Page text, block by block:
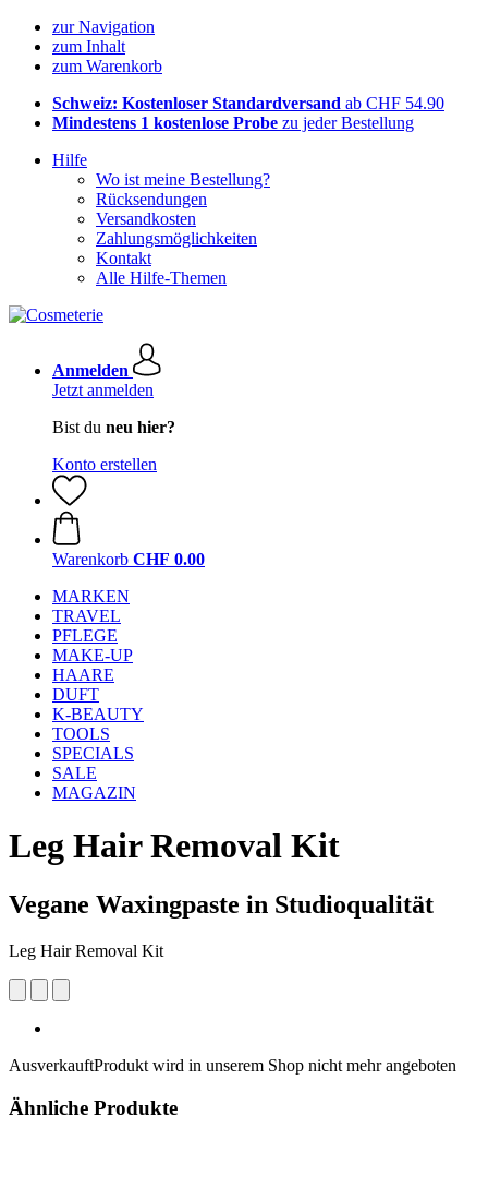
zur Navigation
zum Inhalt
zum Warenkorb
Schweiz: Kostenloser Standardversand ab CHF 54.90
Mindestens 1 kostenlose Probe zu jeder Bestellung
Hilfe
Wo ist meine Bestellung?
Rücksendungen
Versandkosten
Zahlungsmöglichkeiten
Kontakt
Alle Hilfe-Themen
Anmelden
Jetzt anmelden
Bist du neu hier?
Konto erstellen
Warenkorb CHF 0.00
MARKEN
TRAVEL
PFLEGE
MAKE-UP
HAARE
DUFT
K-BEAUTY
TOOLS
SPECIALS
SALE
MAGAZIN
Leg Hair Removal Kit
Vegane Waxingpaste in Studioqualität
Leg Hair Removal Kit
AusverkauftProdukt wird in unserem Shop nicht mehr angeboten
Ähnliche Produkte